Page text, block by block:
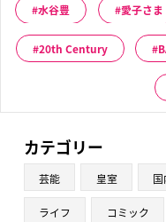
水谷豊 愛子さま
20th Century
カテゴリー
芸能 皇室 国
ライフ コミック